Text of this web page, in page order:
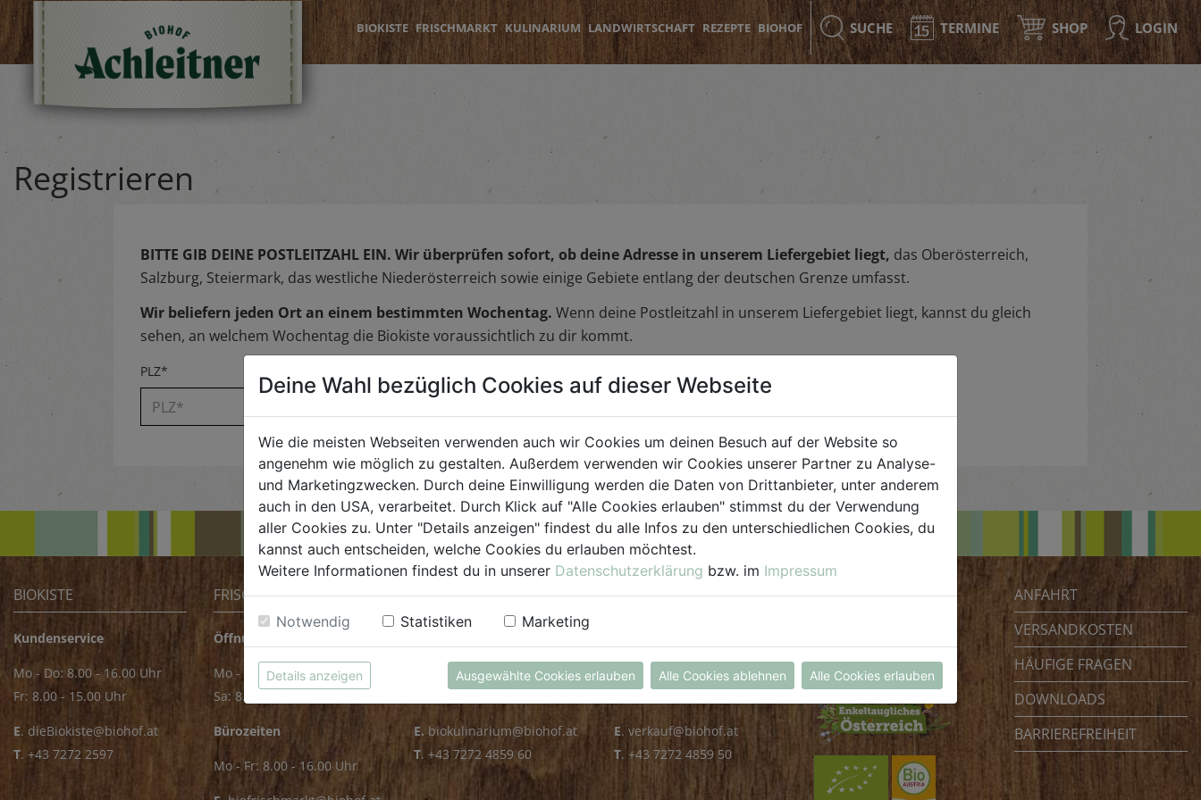
BIOKISTE FRISCHMARKT KULINARIUM LANDWIRTSCHAFT REZEPTE BIOHOF SUCHE TERMINE SHOP LOGIN
Registrieren
BITTE GIB DEINE POSTLEITZAHL EIN. Wir überprüfen sofort, ob deine Adresse in unserem Liefergebiet liegt, das Oberösterreich,
Salzburg, Steiermark, das westliche Niederösterreich sowie einige Gebiete entlang der deutschen Grenze umfasst.
Wir beliefern jeden Ort an einem bestimmten Wochentag. Wenn deine Postleitzahl in unserem Liefergebiet liegt, kannst du gleich
sehen, an welchem Wochentag die Biokiste voraussichtlich zu dir kommt.
PLZ*
BIOKISTE
Kundenservice
Mo - Do: 8.00 - 16.00 Uhr
Fr: 8.00 - 15.00 Uhr
E. dieBiokiste@biohof.at
T. +43 7272 2597
FRISCHMARKT
Öffnungszeiten
Mo - Fr: 8.00 - 18.00 Uhr
Sa: 8.00 - 14.00 Uhr
Bürozeiten
Mo - Fr: 8.00 - 16.00 Uhr
KULINARIUM
Mo - Fr: 8.00 - 14.30 Uhr
E. biokulinarium@biohof.at
T. +43 7272 4859 60
GROSSHANDEL
Mo - Do: 8.00 - 16.00 Uhr
E. verkauf@biohof.at
T. +43 7272 4859 50
Biohof Achleitner
4070 Eferding
Österreich
ANFAHRT
VERSANDKOSTEN
HÄUFIGE FRAGEN
DOWNLOADS
BARRIEREFREIHEIT
Deine Wahl bezüglich Cookies auf dieser Webseite
Wie die meisten Webseiten verwenden auch wir Cookies um deinen Besuch auf der Website so
angenehm wie möglich zu gestalten. Außerdem verwenden wir Cookies unserer Partner zu Analyse-
und Marketingzwecken. Durch deine Einwilligung werden die Daten von Drittanbieter, unter anderem
auch in den USA, verarbeitet. Durch Klick auf "Alle Cookies erlauben" stimmst du der Verwendung
aller Cookies zu. Unter "Details anzeigen" findest du alle Infos zu den unterschiedlichen Cookies, du
kannst auch entscheiden, welche Cookies du erlauben möchtest.
Weitere Informationen findest du in unserer Datenschutzerklärung bzw. im Impressum
Notwendig Statistiken Marketing
Details anzeigen Ausgewählte Cookies erlauben Alle Cookies ablehnen Alle Cookies erlauben